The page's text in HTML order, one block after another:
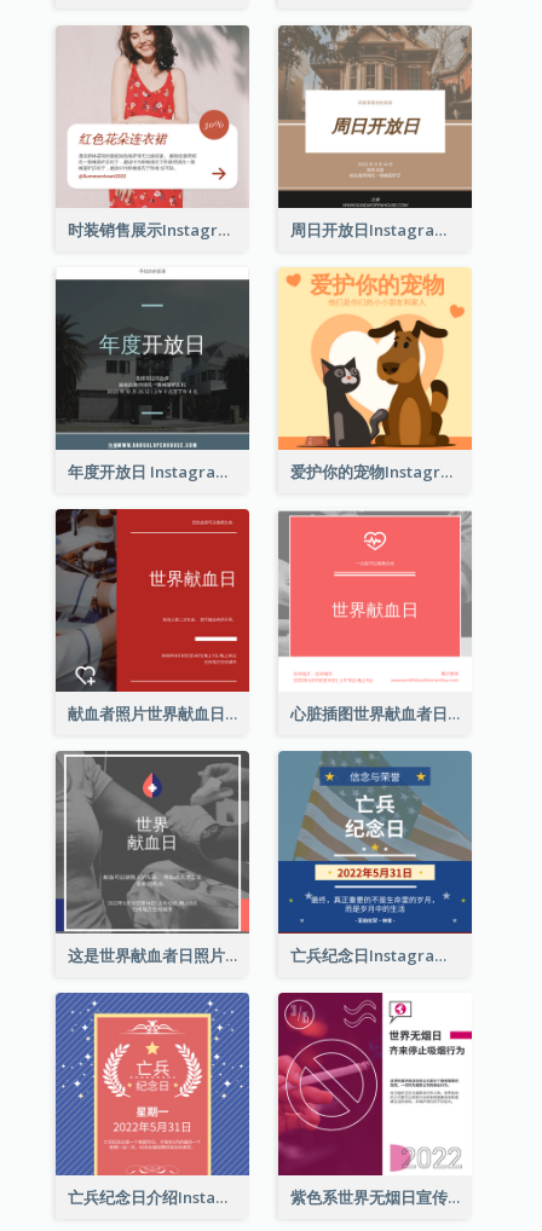
时装销售展示Instagram帖子 周日开放日Instagram帖子
年度开放日 Instagram 帖子 爱护你的宠物Instagram帖子
献血者照片世界献血日Instagram帖子 心脏插图世界献血者日Instagram帖子
这是世界献血者日照片Instagram帖子 亡兵纪念日Instagram帖子(附名言引用)
亡兵纪念日介绍Instagram帖子 紫色系世界无烟日宣传用Instagram帖子